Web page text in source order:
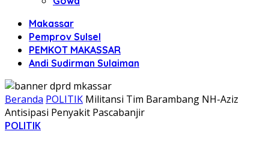
Makassar
Pemprov Sulsel
PEMKOT MAKASSAR
Andi Sudirman Sulaiman
Beranda POLITIK Militansi Tim Barambang NH-Aziz
Antisipasi Penyakit Pascabanjir
POLITIK